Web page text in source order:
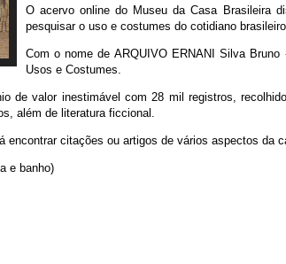
O acervo online do Museu da Casa Brasileira
pesquisar o uso e costumes do cotidiano
Com o nome de ARQUIVO ERNANI Silva
Usos e Costumes.
de valor inestimável com 28 mil registros,
além de literatura ficcional.
encontrar citações ou artigos de vários aspectos da
e banho)